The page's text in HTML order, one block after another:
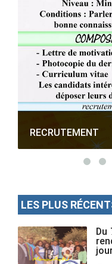
RECRUTEMENT
LES PLUS
Du